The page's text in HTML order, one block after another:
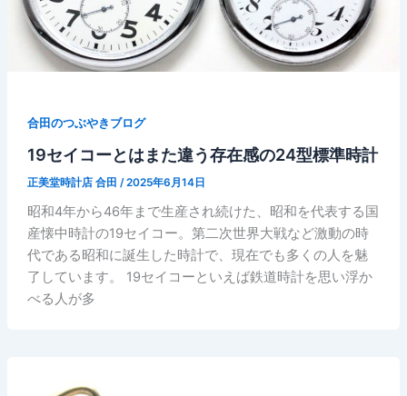
合田のつぶやきブログ
19セイコーとはまた違う存在感の24型標準時計
正美堂時計店 合田 /2025年6月14日
昭和4年から46年まで生産され続けた、昭和を代表する国
産懐中時計の19セイコー。第二次世界大戦など激動の時
代である昭和に誕生した時計で、現在でも多くの人を魅
了しています。 19セイコーといえば鉄道時計を思い浮か
べる人が多